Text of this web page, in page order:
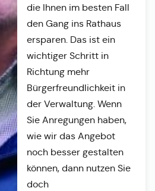
die Ihnen im besten Fall
den Gang ins Rathaus
ersparen. Das ist ein
wichtiger Schritt in
Richtung mehr
Bürgerfreundlichkeit in
der Verwaltung. Wenn
Sie Anregungen haben,
wie wir das Angebot
noch besser gestalten
können, dann nutzen Sie
doch